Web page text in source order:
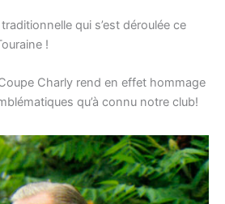
qui s’est déroulée ce
!
Charly rend en effet hommage
qu’à connu notre club!